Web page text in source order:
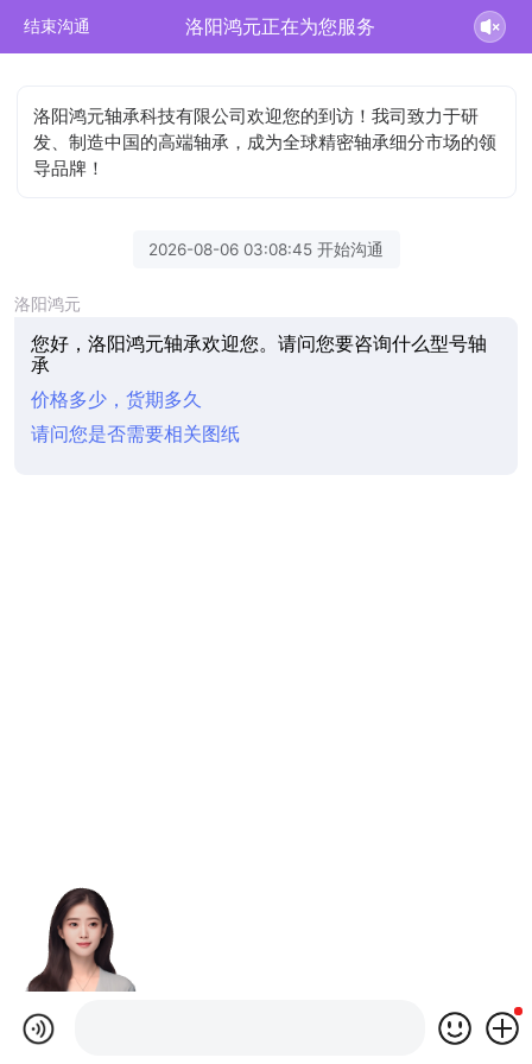
结束沟通 洛阳鸿元正在为您服务
洛阳鸿元轴承科技有限公司欢迎您的到访！我司致力于研
发、制造中国的高端轴承，成为全球精密轴承细分市场的领
导品牌！
2026-08-06 03:08:45 开始沟通
洛阳鸿元
您好，洛阳鸿元轴承欢迎您。请问您要咨询什么型号轴
承
价格多少，货期多久
请问您是否需要相关图纸